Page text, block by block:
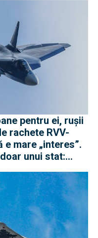
pentru ei, rușii
rachete RVV-
e mare „interes”.
unui stat: